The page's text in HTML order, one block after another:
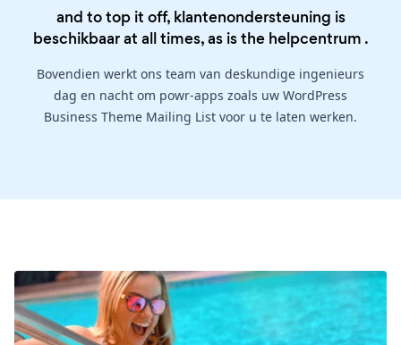
and to top it off, klantenondersteuning is
beschikbaar at all times, as is the helpcentrum .
Bovendien werkt ons team van deskundige ingenieurs
dag en nacht om powr-apps zoals uw WordPress
Business Theme Mailing List voor u te laten werken.